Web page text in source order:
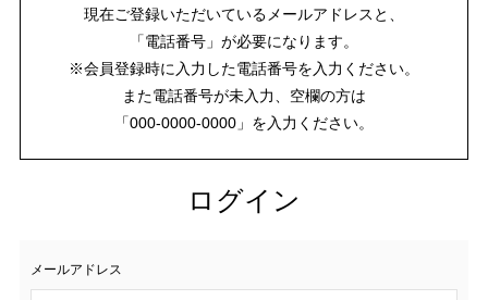
現在ご登録いただいているメールアドレスと、
「電話番号」が必要になります。
※会員登録時に入力した電話番号を入力ください。
また電話番号が未入力、空欄の方は
「000-0000-0000」を入力ください。
ログイン
メールアドレス